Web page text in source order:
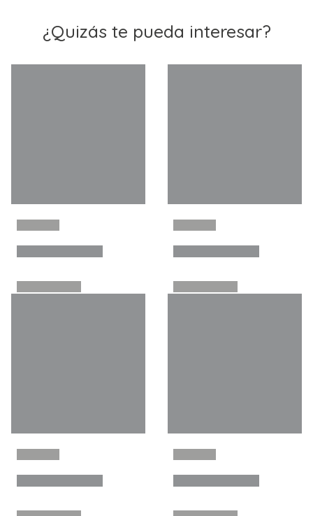
¿Quizás te pueda interesar?